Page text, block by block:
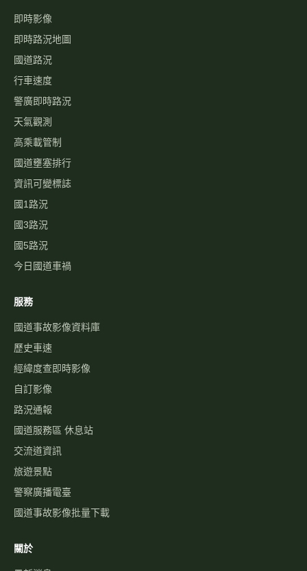
即時影像
即時路況地圖
國道路況
行車速度
警廣即時路況
天氣觀測
高乘載管制
國道壅塞排行
資訊可變標誌
國1路況
國3路況
國5路況
今日國道車禍
服務
國道事故影像資料庫
歷史車速
經緯度查即時影像
自訂影像
路況通報
國道服務區 休息站
交流道資訊
旅遊景點
警察廣播電臺
國道事故影像批量下載
關於